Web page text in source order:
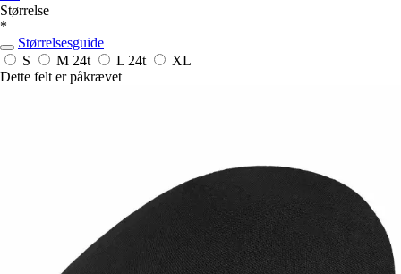
Størrelse
*
Størrelsesguide
S
M 24t L 24t
XL
Dette felt er påkrævet